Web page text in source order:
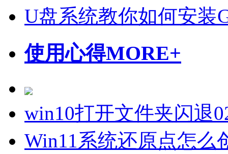
U盘系统教你如何安装
使用心得MORE+
win10打开文件夹闪退
Win11系统还原点怎么